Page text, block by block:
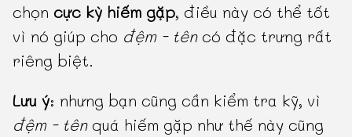
chọn cực kỳ hiếm gặp, điều này có thể tốt
vì nó giúp cho đệm - têncó đặc trưng rất
riêng biệt.
Lưu ý: nhưng bạn cũng cần kiểm tra kỹ, vì
đệm - tênquá hiếm gặp như thế này cũng